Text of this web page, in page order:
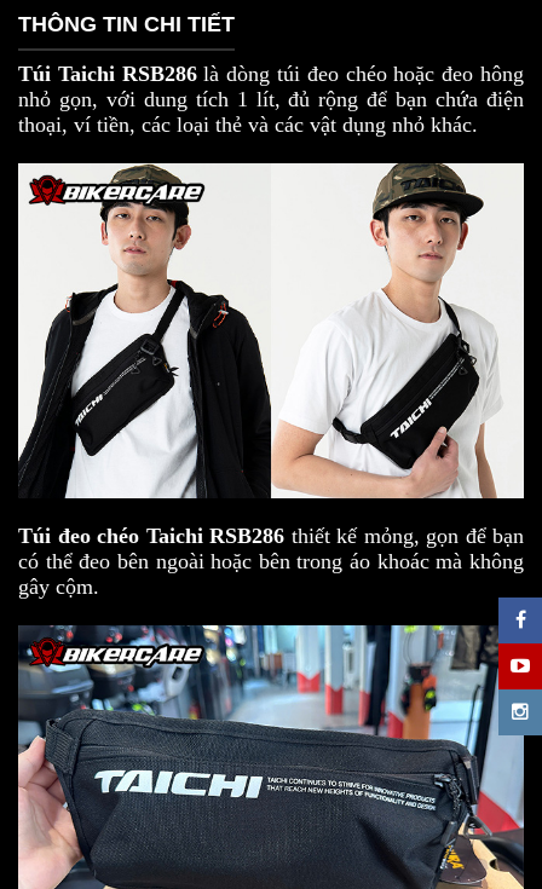
THÔNG TIN CHI TIẾT
Túi Taichi RSB286là dòng túi đeo chéo hoặc đeo hông
nhỏ gọn, với dung tích 1 lít, đủ rộng để bạn chứa điện
thoại, ví tiền, các loại thẻ và các vật dụng nhỏ khác.
Túi đeo chéo Taichi RSB286 thiết kế mỏng, gọn để bạn
có thể đeo bên ngoài hoặc bên trong áo khoác mà không
gây cộm.